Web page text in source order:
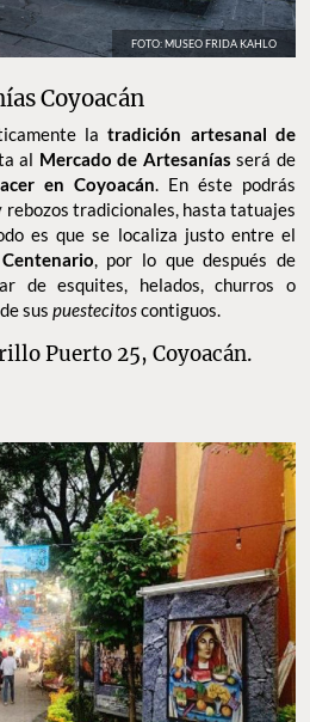
FOTO: MUSEO FRIDA KAHLO
Coyoacán
latradición artesanal de
al Mercado de Artesaníasserá de
en Coyoacán. En éste podrás
tradicionales, hasta tatuajes
es que se localiza justo entre el
, por lo que después de
de esquites, helados, churros o
sus puestecitoscontiguos.
Puerto 25, Coyoacán.